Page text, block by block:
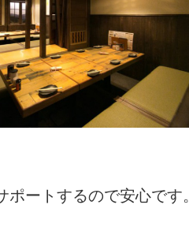
ートするので安心です。